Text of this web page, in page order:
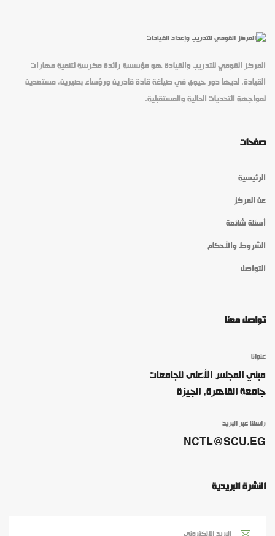
المركز القومي للتدريب والقيادة هو مؤسسة رائدة مكرسة لتنمية مهارات
القيادة. لديها دور حيوي في صياغة قادة قادرين ورؤساء بصيرين، مستعدين
لمواجهة التحديات الحالية والمستقبلية.
صفحات
الرئيسية
عن المركز
أسئلة شائعة
الشروط والأحكام
التواصل
تواصل معنا
عنوانا
مبني المجلس الأعلى للجامعات
جامعة القاهرة, الجيزة
راسلنا عبر البريد
NCTL@SCU.EG
النشرة البريدية